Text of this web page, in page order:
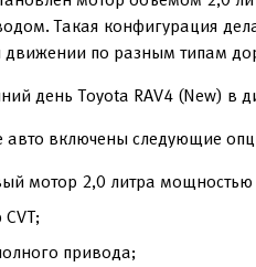
Такая конфигурация
движении по разным типам
день Toyota RAV4 (New) в
авто включены следующие
мотор 2,0 литра мощностью
привода;